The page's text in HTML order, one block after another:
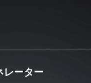
レーター